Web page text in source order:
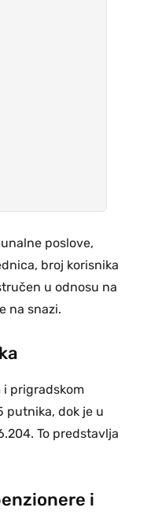
poslove,
broj korisnika
u odnosu na
na snazi.
i prigradskom
putnika, dok je u
To predstavlja
i